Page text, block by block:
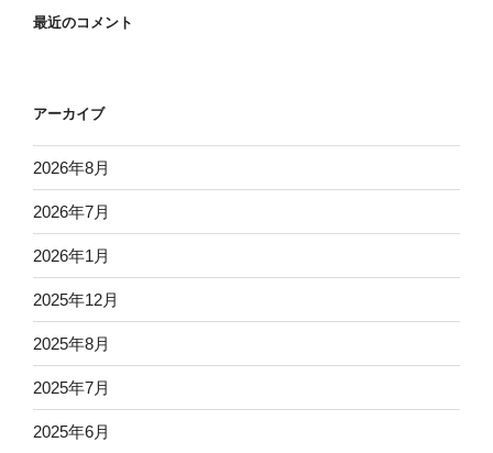
最近のコメント
アーカイブ
2026年8月
2026年7月
2026年1月
2025年12月
2025年8月
2025年7月
2025年6月